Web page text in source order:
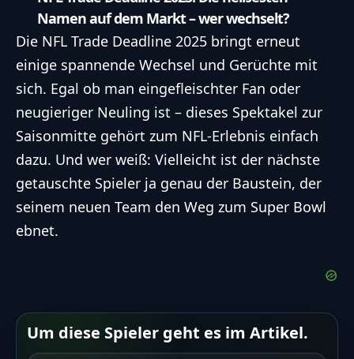
Namen auf dem Markt – wer wechselt?
Die NFL Trade Deadline 2025 bringt erneut
einige spannende Wechsel und Gerüchte mit
sich. Egal ob man eingefleischter Fan oder
neugieriger Neuling ist – dieses Spektakel zur
Saisonmitte gehört zum NFL-Erlebnis einfach
dazu. Und wer weiß: Vielleicht ist der nächste
getauschte Spieler ja genau der Baustein, der
seinem neuen Team den Weg zum Super Bowl
ebnet.
Um diese Spieler geht es im Artikel.